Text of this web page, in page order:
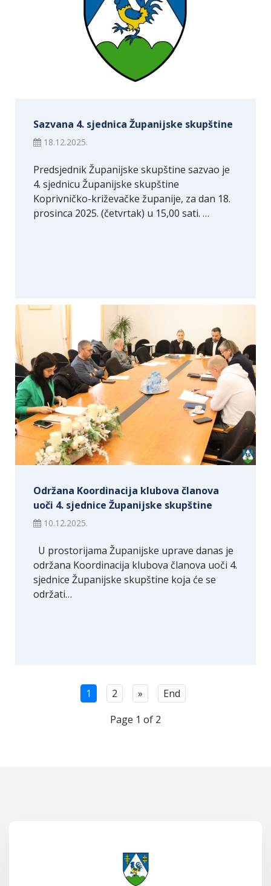
Sazvana 4. sjednica Županijske skupštine
18.12.2025.
Predsjednik Županijske skupštine sazvao je
4. sjednicu Županijske skupštine
Koprivničko-križevačke županije, za dan 18.
prosinca 2025. (četvrtak) u 15,00 sati. …
Održana Koordinacija klubova članova
uoči 4. sjednice Županijske skupštine
10.12.2025.
U prostorijama Županijske uprave danas je
održana Koordinacija klubova članova uoči 4.
sjednice Županijske skupštine koja će se
održati…
1 2 »
End
Page 1 of 2